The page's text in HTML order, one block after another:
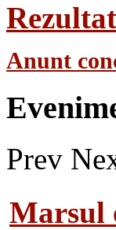
Anunt
Prev
Marsul